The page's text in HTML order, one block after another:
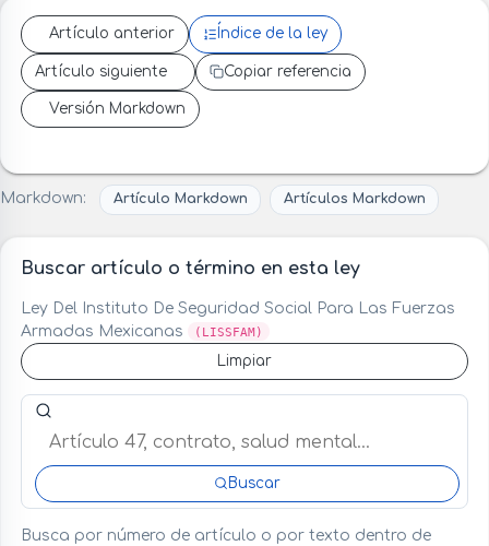
Artículo anterior Índice de la ley
Artículo siguiente Copiar referencia
Versión Markdown
Markdown: Artículo Markdown Artículos Markdown
Buscar artículo o término en esta ley
Ley Del Instituto De Seguridad Social Para Las Fuerzas
Armadas Mexicanas
(LISSFAM)
Limpiar
Buscar artículo o término en esta ley
Buscar
Busca por número de artículo o por texto dentro de